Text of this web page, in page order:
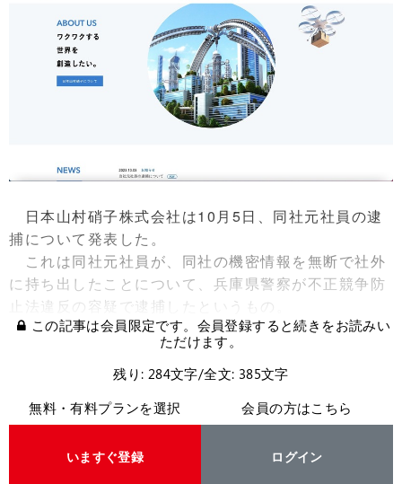
日本山村硝子株式会社は10月5日、同社元社員の逮
捕について発表した。
これは同社元社員が、同社の機密情報を無断で社外
に持ち出したことについて、兵庫県警察が不正競争防
止法違反の容疑で逮捕したというもの。
この記事は会員限定です。会員登録すると続きをお読みい
ただけます。
残り: 284文字/全文: 385文字
無料・有料プランを選択
いますぐ登録
会員の方はこちら
ログイン